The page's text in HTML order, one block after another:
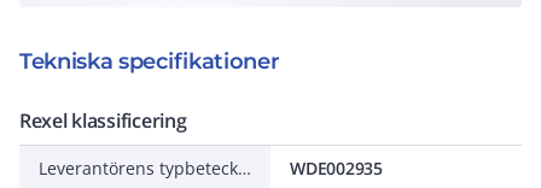
Tekniska specifikationer
Rexel klassificering
Leverantörens typbeteckning
WDE002935